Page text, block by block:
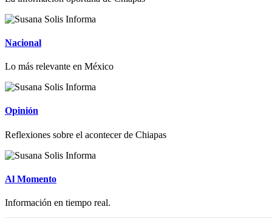
Nacional
Lo más relevante en México
Opinión
Reflexiones sobre el acontecer de Chiapas
Al Momento
Información en tiempo real.